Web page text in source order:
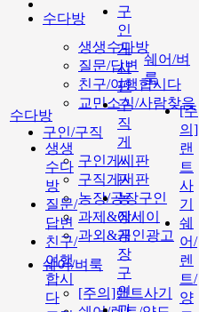
수다방
생생수다방
질문/답변
친구/여행합시다
교민소식/사람찾음
구인/구직
구인게시판
구직게시판
농장/공장구인
과제&에세이
과외&개인광고
쉐어/벼룩
[주의]랜트사기
수다방
생생
수다
방
질문/
답변
친구/
여행
합시
다
구
인
게
시
판
구
직
게
시
판
농
장/
공
장
구
인
쉐어/벼
룩
[주
의]
랜
트
사
기
쉐
어/
렌
트/
양